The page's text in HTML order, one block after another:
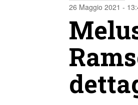
26 Maggio 2021 -